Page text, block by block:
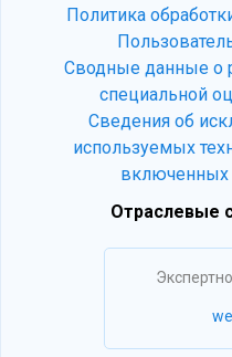
Политика
Сводные данные о
специальной
Сведения об
используемых
включенных
Отраслевые